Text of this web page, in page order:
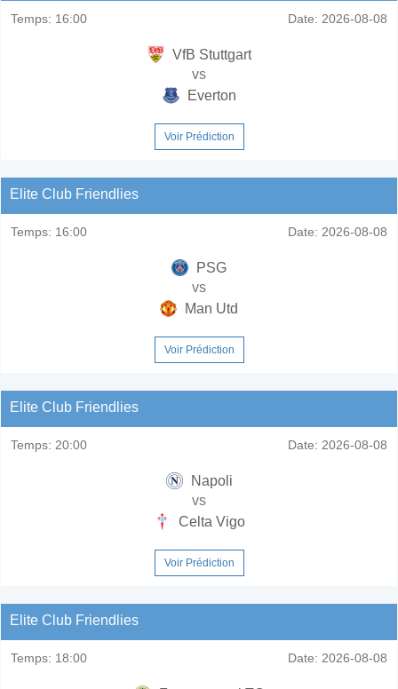
Temps: 16:00 Date: 2026-08-08
VfB Stuttgart
vs
Everton
Voir Prédiction
Elite Club Friendlies
Temps: 16:00 Date: 2026-08-08
PSG
vs
Man Utd
Voir Prédiction
Elite Club Friendlies
Temps: 20:00 Date: 2026-08-08
Napoli
vs
Celta Vigo
Voir Prédiction
Elite Club Friendlies
Temps: 18:00 Date: 2026-08-08